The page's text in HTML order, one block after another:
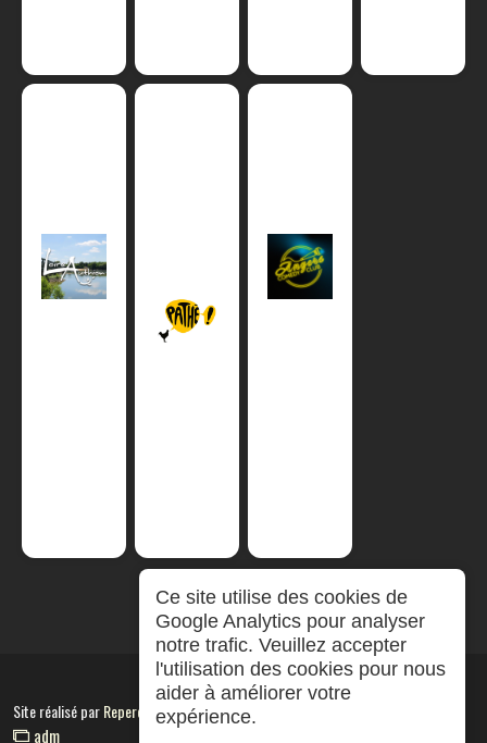
Site réalisé parRepereCom
adm
Ce site utilise des cookies de
Google Analytics pour analyser
notre trafic. Veuillez accepter
l'utilisation des cookies pour nous
aider à améliorer votre
expérience.